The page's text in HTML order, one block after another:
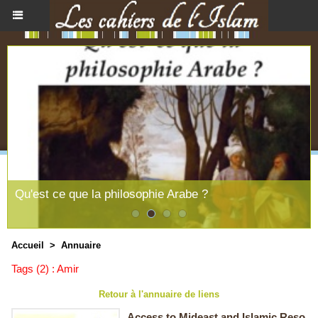
Qu'est ce que la philosophie Arabe ?
Accueil > Annuaire
Tags (2) : Amir
Retour à l'annuaire de liens